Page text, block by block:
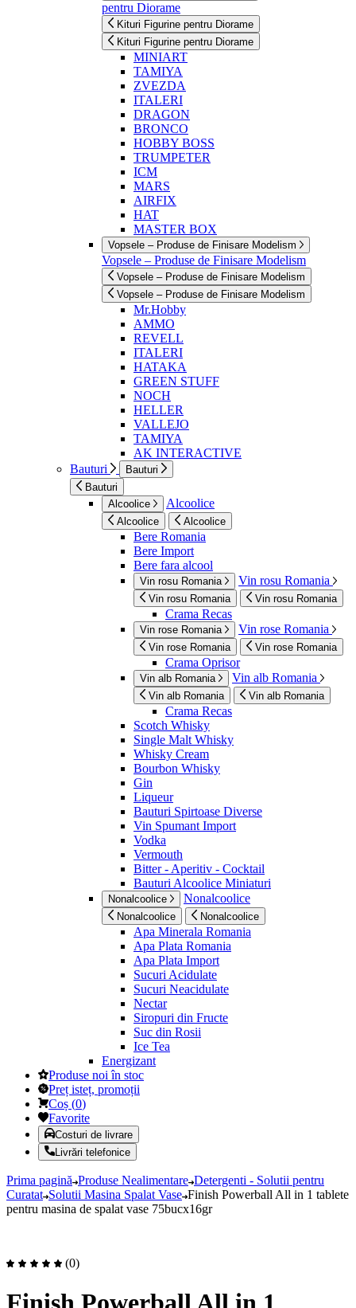
pentru Diorame
Kituri Figurine pentru Diorame
Kituri Figurine pentru Diorame
MINIART
TAMIYA
ZVEZDA
ITALERI
DRAGON
BRONCO
HOBBY BOSS
TRUMPETER
ICM
MARS
AIRFIX
HAT
MASTER BOX
Vopsele – Produse de Finisare Modelism
Vopsele – Produse de Finisare Modelism
Vopsele – Produse de Finisare Modelism
Vopsele – Produse de Finisare Modelism
Mr.Hobby
AMMO
REVELL
ITALERI
HATAKA
GREEN STUFF
NOCH
HELLER
VALLEJO
TAMIYA
AK INTERACTIVE
Bauturi
Bauturi
Bauturi
Alcoolice
Alcoolice
Alcoolice Alcoolice
Bere Romania
Bere Import
Bere fara alcool
Vin rosu Romania Vin rosu Romania
Vin rosu Romania Vin rosu Romania
Crama Recas
Vin rose Romania Vin rose Romania
Vin rose Romania Vin rose Romania
Crama Oprisor
Vin alb Romania Vin alb Romania
Vin alb Romania Vin alb Romania
Crama Recas
Scotch Whisky
Single Malt Whisky
Whisky Cream
Bourbon Whisky
Gin
Liqueur
Bauturi Spirtoase Diverse
Vin Spumant Import
Vodka
Vermouth
Bitter - Aperitiv - Cocktail
Bauturi Alcoolice Miniaturi
Nonalcoolice Nonalcoolice
Nonalcoolice Nonalcoolice
Apa Minerala Romania
Apa Plata Romania
Apa Plata Import
Sucuri Acidulate
Sucuri Neacidulate
Nectar
Siropuri din Fructe
Suc din Rosii
Ice Tea
Energizant
Produse noi în stoc
Preț isteț, promoții
Coș (0)
Favorite
Costuri de livrare
Livrări telefonice
Prima pagină Produse Nealimentare Detergenti - Solutii pentru
Curatat Solutii Masina Spalat Vase Finish Powerball All in 1 tablete
pentru masina de spalat vase 75bucx16gr
(0)